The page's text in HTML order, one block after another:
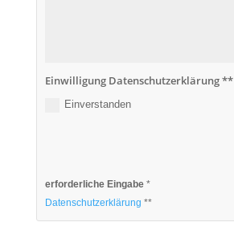
Einwilligung Datenschutzerklärung **
Einverstanden
erforderliche Eingabe*
Datenschutzerklärung **